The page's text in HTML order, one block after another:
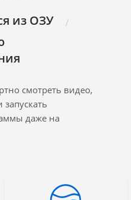
из ОЗУ
смотреть видео,
даже на